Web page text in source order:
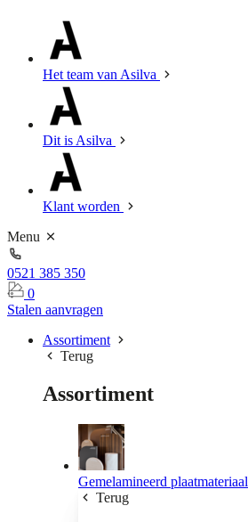
Het team van Asilva
Dit is Asilva
Klant worden
Menu
0521 385 350
0
Stalen aanvragen
Assortiment
Terug
Assortiment
Gemelamineerd plaatmateriaal
Terug